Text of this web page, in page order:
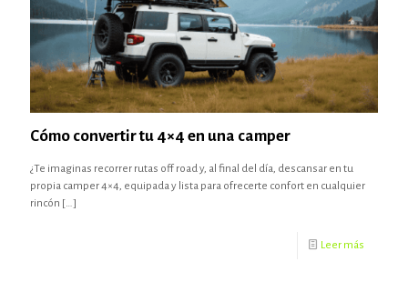
Cómo convertir tu 4×4 en una camper
¿Te imaginas recorrer rutas off road y, al final del día, descansar en tu
propia camper 4×4, equipada y lista para ofrecerte confort en cualquier
rincón […]
Leer más